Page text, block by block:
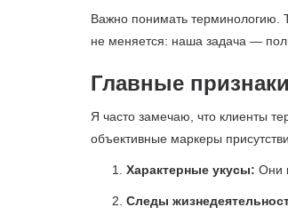
Важно понимать терминологию.
не меняется: наша задача —
Главные
Я часто замечаю, что клиенты
объективные маркеры
Характерные укусы: Они
Следы